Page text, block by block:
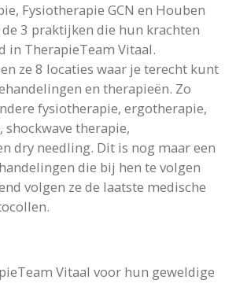
Fysiotherapie GCN en Houben
3 praktijken die hun krachten
in TherapieTeam Vitaal.
ze 8 locaties waar je terecht kunt
en therapieën. Zo
fysiotherapie, ergotherapie,
therapie,
dry needling. Dit is nog maar een
die bij hen te volgen
volgen ze de laatste medische
Vitaal voor hun geweldige